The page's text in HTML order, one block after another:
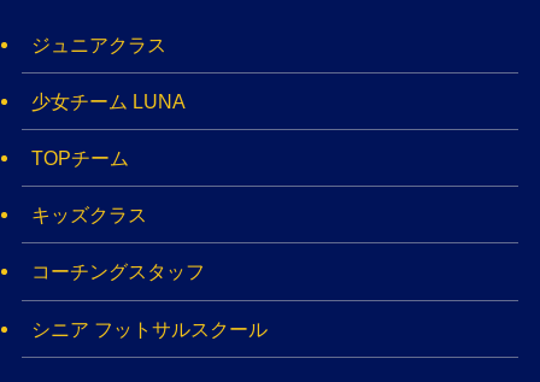
ジュニアクラス
少女チーム LUNA
TOPチーム
キッズクラス
コーチングスタッフ
シニア フットサルスクール